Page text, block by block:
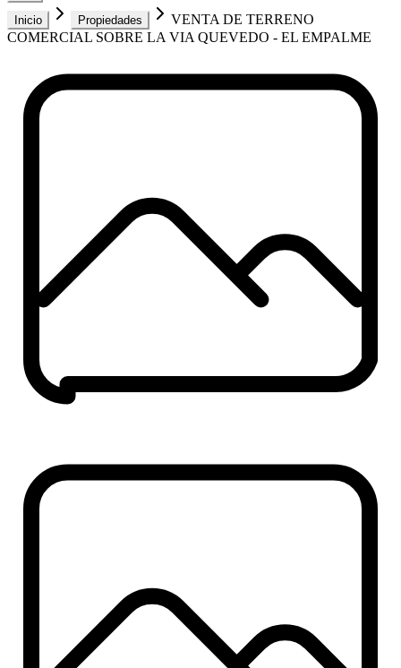
Inicio Propiedades
VENTA DE TERRENO
COMERCIAL SOBRE LA VIA QUEVEDO - EL EMPALME